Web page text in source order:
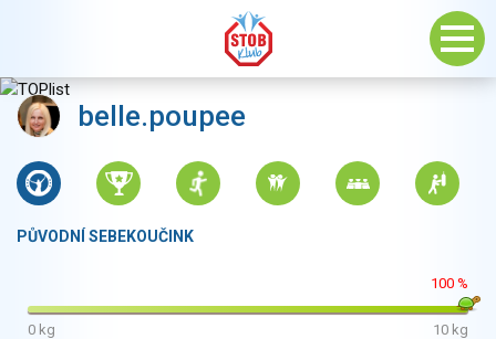
belle.poupee
PŮVODNÍ SEBEKOUČINK
100 %
0 kg
10 kg